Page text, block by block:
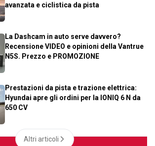
avanzata e ciclistica da pista
La Dashcam in auto serve davvero?
Recensione VIDEO e opinioni della Vantrue
N5S. Prezzo e PROMOZIONE
Prestazioni da pista e trazione elettrica:
Hyundai apre gli ordini per la IONIQ 6 N da
650 CV
Altri articoli